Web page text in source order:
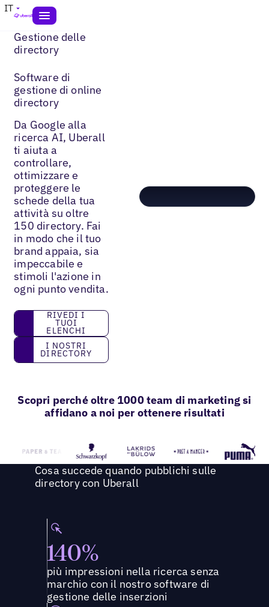
IT
Gestione delle
directory
Software di
gestione di online
directory
Da Google alla
ricerca AI, Uberall
ti aiuta a
controllare,
ottimizzare e
proteggere le
schede della tua
attività su oltre
150 directory. Fai
in modo che il tuo
brand appaia, sia
impeccabile e
stimoli l'azione in
ogni punto vendita.
Rivedi i tuoi elenchi
RIVEDI I
TUOI
ELENCHI
I nostri directory
I NOSTRI
DIRECTORY
Scopri perché oltre 1000 team di marketing si
affidano a noi per ottenere risultati
Cosa succede quando pubblichi sulle
directory con Uberall
140%
più impressioni nella ricerca senza
marchio con il nostro software di
gestione delle inserzioni